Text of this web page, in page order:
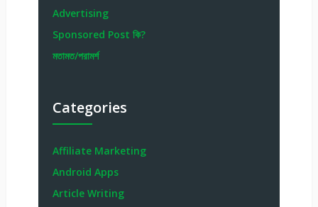
Advertising
Sponsored Post কি?
মতামত/পরামর্শ
Categories
Affiliate Marketing
Android Apps
Article Writing